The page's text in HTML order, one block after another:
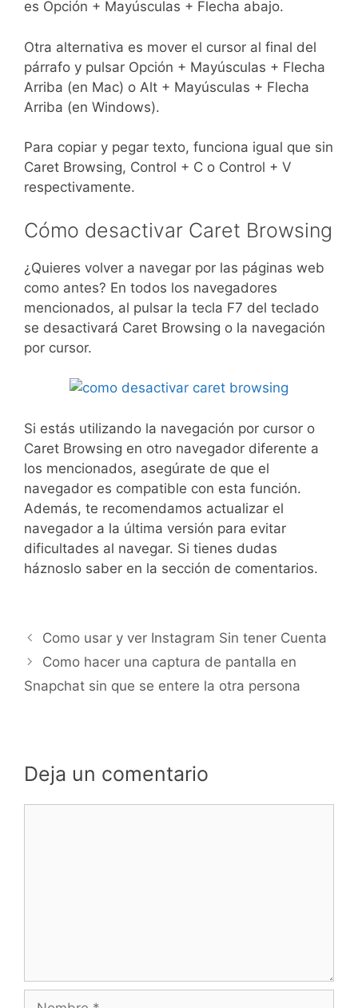
es Opción + Mayúsculas + Flecha abajo.
Otra alternativa es mover el cursor al final del
párrafo y pulsar Opción + Mayúsculas + Flecha
Arriba (en Mac) o Alt + Mayúsculas + Flecha
Arriba (en Windows).
Para copiar y pegar texto, funciona igual que sin
Caret Browsing, Control + C o Control + V
respectivamente.
Cómo desactivar Caret Browsing
¿Quieres volver a navegar por las páginas web
como antes? En todos los navegadores
mencionados, al pulsar la tecla F7 del teclado
se desactivará Caret Browsing o la navegación
por cursor.
Si estás utilizando la navegación por cursor o
Caret Browsing en otro navegador diferente a
los mencionados, asegúrate de que el
navegador es compatible con esta función.
Además, te recomendamos actualizar el
navegador a la última versión para evitar
dificultades al navegar. Si tienes dudas
háznoslo saber en la sección de comentarios.
Como usar y ver Instagram Sin tener Cuenta
Como hacer una captura de pantalla en
Snapchat sin que se entere la otra persona
Deja un comentario
Nombre